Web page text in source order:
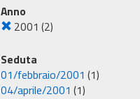
Anno
2001 (2)
Seduta
01/febbraio/2001 (1)
04/aprile/2001 (1)